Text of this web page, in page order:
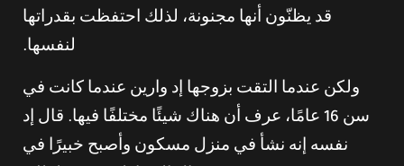
قد يظنّون أنها مجنونة، لذلك احتفظت بقدراتها
لنفسها.
ولكن عندما التقت بزوجها إد وارين عندما كانت في
سن 16 عامًا، عرف أن هناك شيئًا مختلفًا فيها. قال إد
نفسه إنه نشأ في منزل مسكون وأصبح خبيرًا في